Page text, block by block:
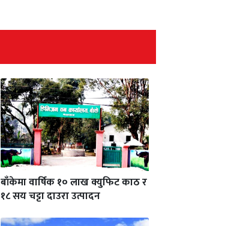
बाँकेमा वार्षिक १० लाख क्युफिट काठ र
१८ सय चट्टा दाउरा उत्पादन